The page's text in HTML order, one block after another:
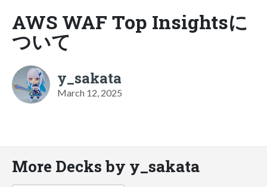
AWS WAF Top Insightsに
ついて
y_sakata
March 12, 2025
More Decks by y_sakata